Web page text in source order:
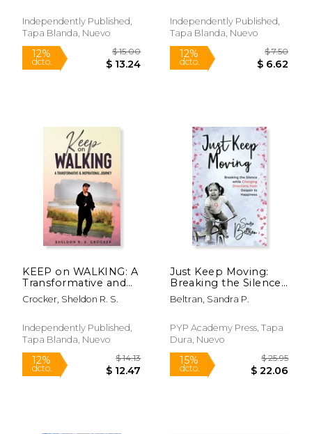
12%
dcto.
15%
dcto.
Independently Published,
Tapa Blanda, Nuevo
Independently Published,
Tapa Blanda, Nuevo
KEEP on WALKING: A
Transformative and
Inspirational Journey
(en Inglés)
Crocker, Sheldon R. S.
Independently Published,
Tapa Blanda, Nuevo
Just Keep Moving:
Breaking the Silence
while Changing
Directions from
(en Inglés)
Beltran, Sandra P.
PYP Academy Press, Tapa
Dura, Nuevo